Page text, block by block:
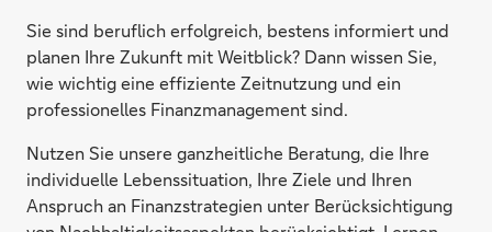
Sie sind beruflich erfolgreich, bestens informiert und
planen Ihre Zukunft mit Weitblick? Dann wissen Sie,
wie wichtig eine effiziente Zeitnutzung und ein
professionelles Finanzmanagement sind.
Nutzen Sie unsere ganzheitliche Beratung, die Ihre
individuelle Lebenssituation, Ihre Ziele und Ihren
Anspruch an Finanzstrategien unter Berücksichtigung